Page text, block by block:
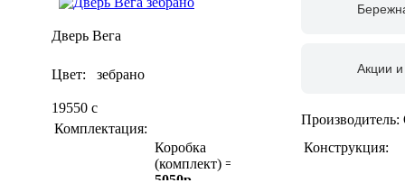
Дверь Вега
Цвет: зебрано
19550 c
Комплектация:
Коробка
(комплект) =
5050р
Акции и
Производитель:
Конструкция: